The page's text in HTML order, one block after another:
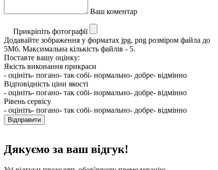
Ваш коментар
Прикріпіть фотографії
Додавайте зображення у форматах jpg, png розміром файла до
5Мб. Максимальна кількість файлів - 5.
Поставте вашу оцінку:
Якість виконання прикраси
- оцініть- погано- так собі- нормально- добре- відмінно
Відповідність ціни якості
- оцініть- погано- так собі- нормально- добре- відмінно
Рівень сервісу
- оцініть- погано- так собі- нормально- добре- відмінно
Відправити
Дякуємо за ваш відгук!